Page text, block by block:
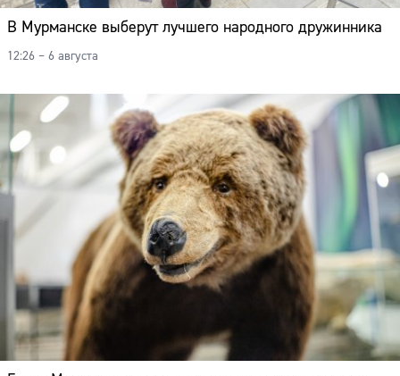
В Мурманске выберут лучшего народного дружинника
12:26 – 6 августа